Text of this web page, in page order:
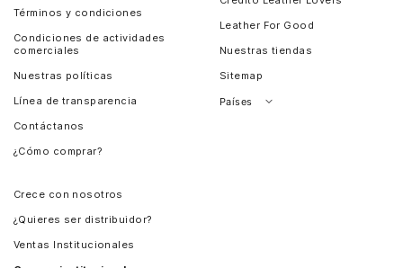
Términos y condiciones
Condiciones de actividades
comerciales
Nuestras políticas
Línea de transparencia
Contáctanos
¿Cómo comprar?
Leather For Good
Nuestras tiendas
Sitemap
Países
Crece con nosotros
¿Quieres ser distribuidor?
Ventas Institucionales